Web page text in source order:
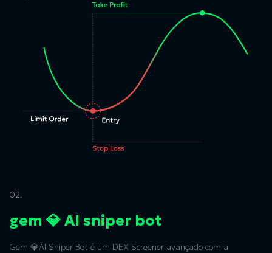
02.
gem 💎 AI sniper bot
Gem 💎AI Sniper Bot é um DEX Screener avançado com a